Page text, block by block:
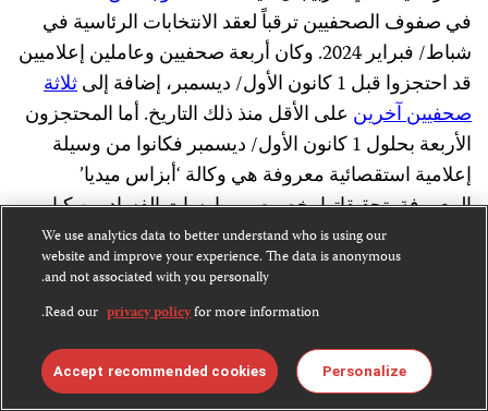
في صفوف الصحفيين ترقباً لعقد الانتخابات الرئاسية في
شباط/ فبراير 2024. وكان أربعة صحفيين وعاملين إعلاميين
قد احتجزوا قبل 1 كانون الأول/ ديسمبر، إضافة إلى
ثلاثة
صحفيين آخرين على الأقل منذ ذلك التاريخ. أما المحتجزون
الأربعة بحلول 1 كانون الأول/ ديسمبر فكانوا من وسيلة
إعلامية استقصائية معروفة هي وكالة ‘أبزاس ميديا’
المعروفة بتحقيقاتها بخصوص ممارسات الفساد بين كبار
مسؤولي الدولة، وقد اعتقل هؤلاء الصحفيون وسط تراجع
في العلاقات بين دول الغرب وأذربيجان في أعقاب العملية
العسكرية التي استعادت فيها الدولة السيطرة على
إقليم
، وقد اتهمت السلطات الأذرية السفارة
الأمريكية والسفارات الأوروبية ومنظمات مانحة بتمويل
هذه الوكالة الإعلامية بصفة غير مشروعة.
We use analytics data to better understand who is using our
website and improve your experience. The data is anonymous
and not associated with you personally.
Read our privacy policyfor more information.
Personalize
Accept recommended cookies